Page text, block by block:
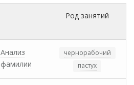
Род занятий
Анализ
фамилии
чернорабочий
пастух